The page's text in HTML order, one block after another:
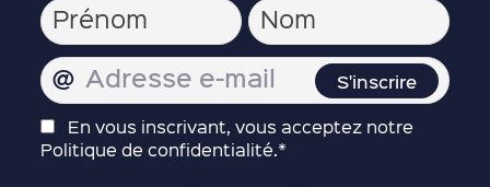
En vous inscrivant, vous acceptez notre
Politique de confidentialité.*